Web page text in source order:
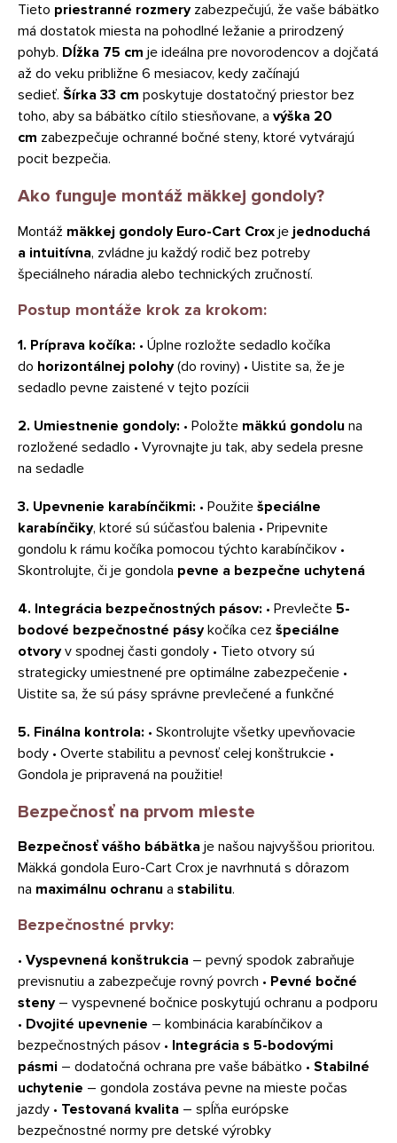
Tieto priestranné rozmery zabezpečujú, že vaše bábätko
má dostatok miesta na pohodlné ležanie a prirodzený
pohyb. Dĺžka 75 cm je ideálna pre novorodencov a dojčatá
až do veku približne 6 mesiacov, kedy začínajú
sedieť. Šírka 33 cm poskytuje dostatočný priestor bez
toho, aby sa bábätko cítilo stiesňovane, a výška 20
cm zabezpečuje ochranné bočné steny, ktoré vytvárajú
pocit bezpečia.
Ako funguje montáž mäkkej gondoly?
Montáž mäkkej gondoly Euro-Cart Crox je jednoduchá
a intuitívna, zvládne ju každý rodič bez potreby
špeciálneho náradia alebo technických zručností.
Postup montáže krok za krokom:
1. Príprava kočíka: • Úplne rozložte sedadlo kočíka
do horizontálnej polohy (do roviny) • Uistite sa, že je
sedadlo pevne zaistené v tejto pozícii
2. Umiestnenie gondoly: • Položte mäkkú gondolu na
rozložené sedadlo • Vyrovnajte ju tak, aby sedela presne
na sedadle
3. Upevnenie karabínčikmi: • Použite špeciálne
karabínčiky, ktoré sú súčasťou balenia • Pripevnite
gondolu k rámu kočíka pomocou týchto karabínčikov •
Skontrolujte, či je gondola pevne a bezpečne uchytená
4. Integrácia bezpečnostných pásov: • Prevlečte 5-
bodové bezpečnostné pásy kočíka cez špeciálne
otvory v spodnej časti gondoly • Tieto otvory sú
strategicky umiestnené pre optimálne zabezpečenie •
Uistite sa, že sú pásy správne prevlečené a funkčné
5. Finálna kontrola: • Skontrolujte všetky upevňovacie
body • Overte stabilitu a pevnosť celej konštrukcie •
Gondola je pripravená na použitie!
Bezpečnosť na prvom mieste
Bezpečnosť vášho bábätka je našou najvyššou prioritou.
Mäkká gondola Euro-Cart Crox je navrhnutá s dôrazom
na maximálnu ochranu a stabilitu.
Bezpečnostné prvky:
• Vyspevnená konštrukcia – pevný spodok zabraňuje
previsnutiu a zabezpečuje rovný povrch • Pevné bočné
steny – vyspevnené bočnice poskytujú ochranu a podporu
• Dvojité upevnenie – kombinácia karabínčikov a
bezpečnostných pásov • Integrácia s 5-bodovými
pásmi – dodatočná ochrana pre vaše bábätko • Stabilné
uchytenie – gondola zostáva pevne na mieste počas
jazdy • Testovaná kvalita – spĺňa európske
bezpečnostné normy pre detské výrobky